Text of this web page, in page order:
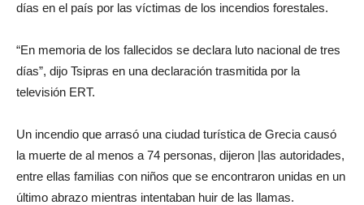
días en el país por las víctimas de los incendios forestales.
“En memoria de los fallecidos se declara luto nacional de tres
días”, dijo Tsipras en una declaración trasmitida por la
televisión ERT​​​.
Un incendio que arrasó una ciudad turística de Grecia causó
la muerte de al menos a 74 personas, dijeron |las autoridades,
entre ellas familias con niños que se encontraron unidas en un
último abrazo mientras intentaban huir de las llamas.